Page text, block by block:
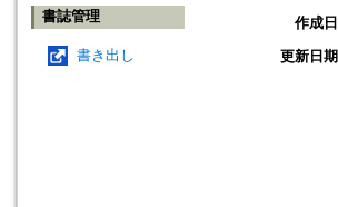
書誌管理
書き出し
作成日
更新日期